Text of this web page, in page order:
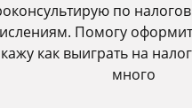
по
Помогу
как выиграть на
много